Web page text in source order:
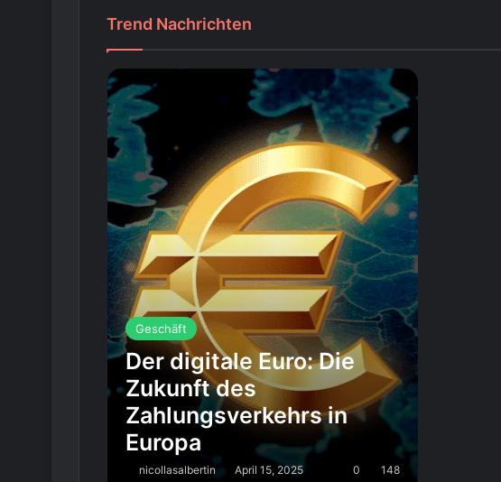
Trend Nachrichten
Geschäft
Der digitale Euro: Die
Zukunft des
Zahlungsverkehrs in
Europa
nicollasalbertin April 15, 2025 0 148